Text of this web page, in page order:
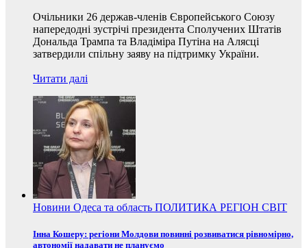
Очільники 26 держав-членів Європейського Союзу
напередодні зустрічі президента Сполучених Штатів
Дональда Трампа та Владіміра Путіна на Алясці
затвердили спільну заяву на підтримку України.
Читати далі
Новини Одеса та область ПОЛИТИКА РЕГІОН СВІТ
Інна Кошеру: регіони Молдови повинні розвиватися рівномірно,
автономії надавати не плануємо